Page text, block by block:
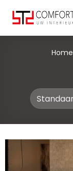
content
Home